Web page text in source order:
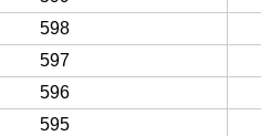
598
597
596
595